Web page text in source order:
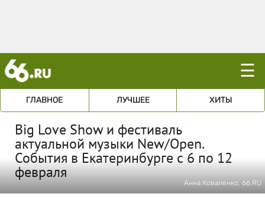
☰
ГЛАВНОЕ ЛУЧШЕЕ ХИТЫ
Big Love Show и фестиваль
актуальной музыки New/Open.
События в Екатеринбурге с 6 по 12
февраля
Анна Коваленко, 66.RU